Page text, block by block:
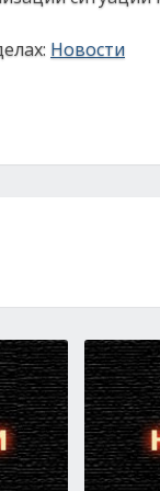
Новости